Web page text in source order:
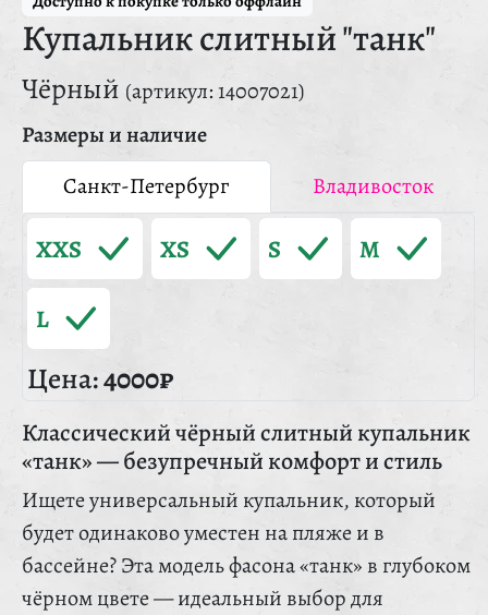
Купальник слитный "танк"
Чёрный (артикул: 14007021)
Размеры и наличие
Санкт-Петербург
Владивосток
XXS XS S M
L
Цена:4000₽
Классический чёрный слитный купальник
«танк» — безупречный комфорт и стиль
Ищете универсальный купальник, который
будет одинаково уместен на пляже и в
бассейне? Эта модель фасона «танк» в глубоком
чёрном цвете — идеальный выбор для